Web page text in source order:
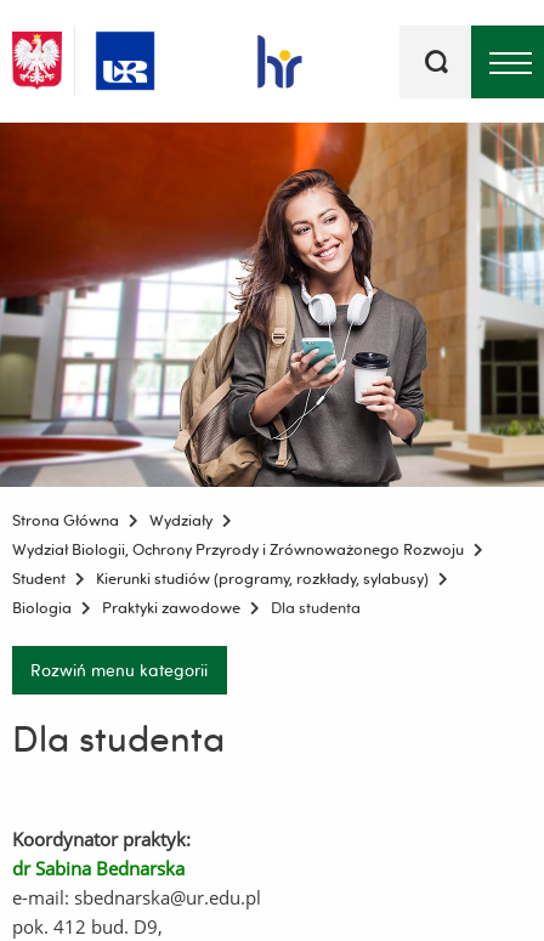
kluczowe
Strona Główna
Wydziały
Wydział Biologii, Ochrony Przyrody i Zrównoważonego Rozwoju
Student
Kierunki studiów (programy, rozkłady, sylabusy)
Biologia
Praktyki zawodowe Dla studenta
Rozwiń menu kategorii
Dla studenta
Koordynator praktyk:
dr Sabina Bednarska
e-mail: sbednarska@ur.edu.pl
pok. 412 bud. D9,